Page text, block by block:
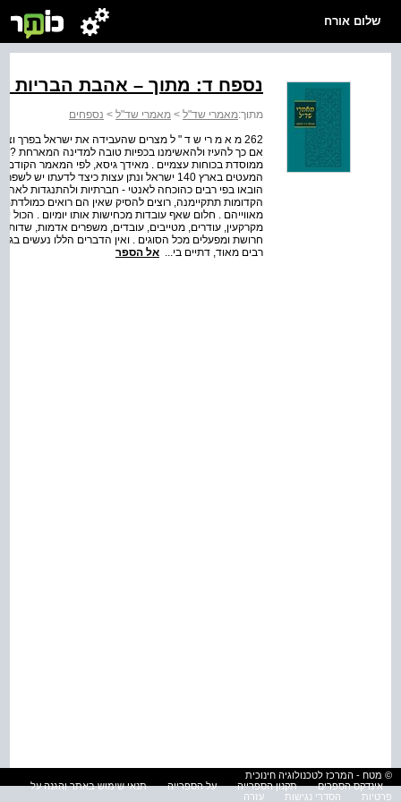
שלום אורח
נספח ד: מתוך – אהבת הבריות
מתוך:מאמרי שד"ל > מאמרי שד"ל > נספחים
262 מ א מ רי ש ד " ל מצרים שהעבידה את ישראל בפרך
אם כך להעיז ולהאשימנו בכפיות טובה למדינה המארחת ?
ממוסדת בכוחות עצמיים . מאידך גיסא, לפי המאמר הקודם,
המעטים בארץ 140 ישראל ונתן עצות כיצד
הובאו בפי רבים כהוכחה לאנטי - חברתיות ולהתנגדות
הקדומות תתקיימנה, רוצים להסיק שאין הם רואים
מאווייהם . חלום שאף עובדות מכחישות אותו יומיום . הכול
מקרקעין, עודרים, מטייבים, עובדים, משפרים אדמות,
חרושת ומפעלים מכל הסוגים . ואין הדברים הללו נעשים
רבים מאוד, דתיים בי... אל הספר
© מטח - המרכז לטכנולוגיה חינוכית
אינדקס הספרים
תקנון הספרייה על הספרייה
תנאי שימוש באתר והגנה על
פרטיות
הסדרי נגישות עזרה